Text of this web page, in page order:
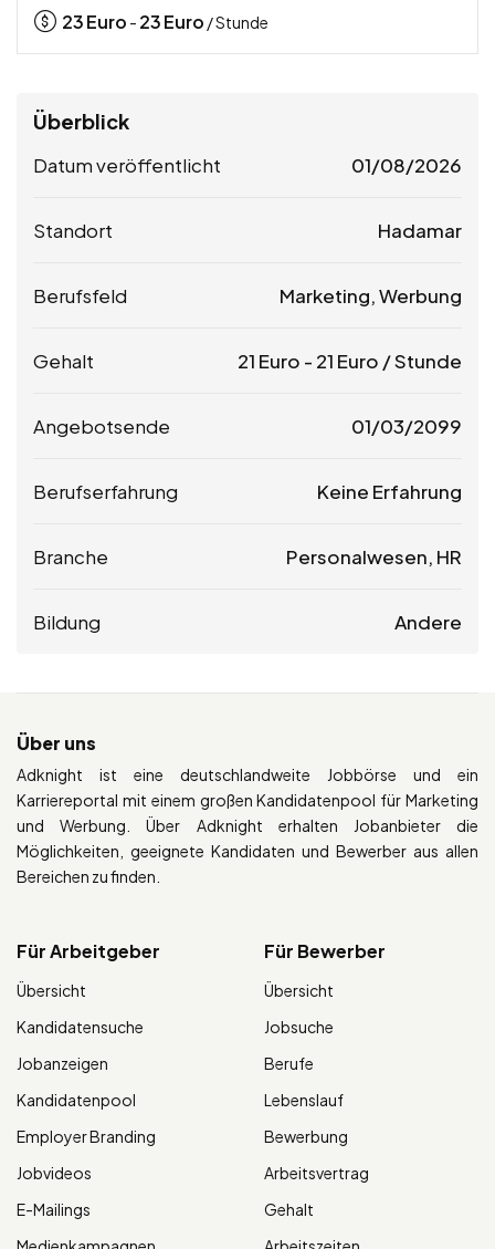
23Euro - 23Euro / Stunde
Überblick
Datum veröffentlicht 01/08/2026
Standort Hadamar
Berufsfeld Marketing, Werbung
Gehalt 21 Euro - 21 Euro / Stunde
Angebotsende 01/03/2099
Berufserfahrung Keine Erfahrung
Branche Personalwesen, HR
Bildung Andere
Über uns
Adknight ist eine deutschlandweite Jobbörse und ein
Karriereportal mit einem großen Kandidatenpool für Marketing
und Werbung. Über Adknight erhalten Jobanbieter die
Möglichkeiten, geeignete Kandidaten und Bewerber aus allen
Bereichen zu finden.
Für Arbeitgeber
Übersicht
Kandidatensuche
Jobanzeigen
Kandidatenpool
Employer Branding
Jobvideos
E-Mailings
Für Bewerber
Übersicht
Jobsuche
Berufe
Lebenslauf
Bewerbung
Arbeitsvertrag
Gehalt